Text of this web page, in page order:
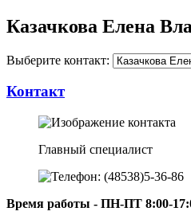
Казачкова Елена
Выберите контакт:
Контакт
Главный специалист
(48538)5-36-86
Время работы - ПН-ПТ 8:00-